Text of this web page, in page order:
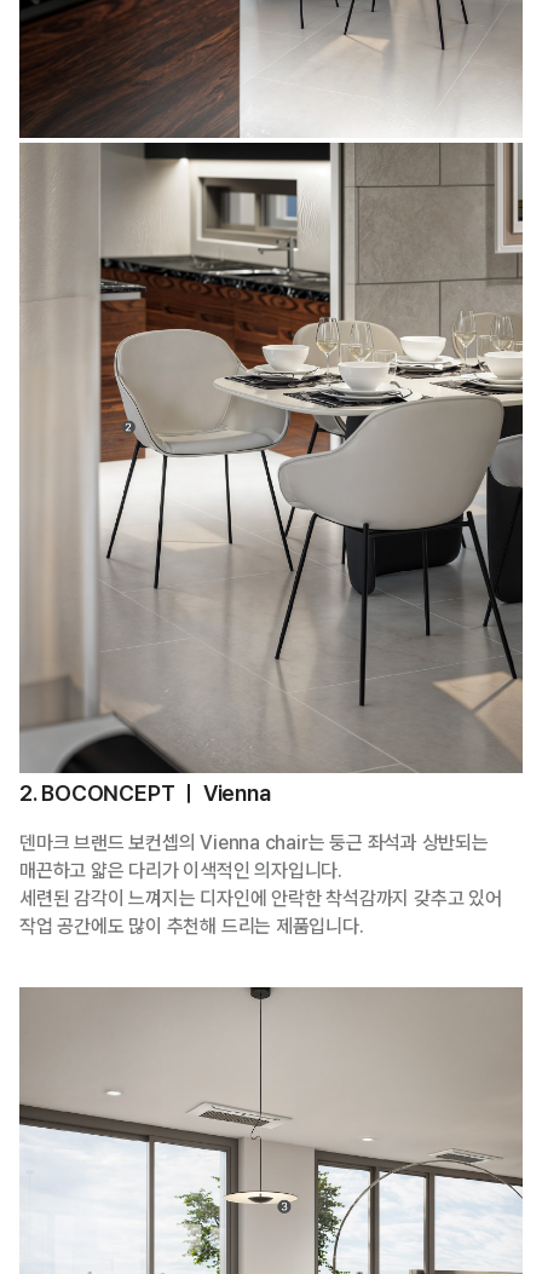
2. BOCONCEPT ㅣ Vienna
덴마크 브랜드 보컨셉의 Vienna chair는 둥근 좌석과 상반되는
매끈하고 얇은 다리가 이색적인 의자입니다.
세련된 감각이 느껴지는 디자인에 안락한 착석감까지 갖추고 있어
작업 공간에도 많이 추천해 드리는 제품입니다.